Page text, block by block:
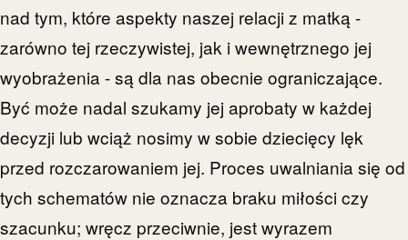
nad tym, które aspekty naszej relacji z matką -
zarówno tej rzeczywistej, jak i wewnętrznego jej
wyobrażenia - są dla nas obecnie ograniczające.
Być może nadal szukamy jej aprobaty w każdej
decyzji lub wciąż nosimy w sobie dziecięcy lęk
przed rozczarowaniem jej. Proces uwalniania się od
tych schematów nie oznacza braku miłości czy
szacunku; wręcz przeciwnie, jest wyrazem